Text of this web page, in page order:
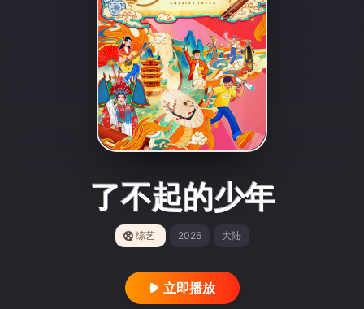
了不起的少年
综艺 2026 大陆
立即播放